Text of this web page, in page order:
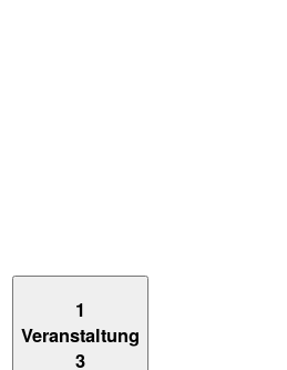
1
Veranstaltung
3